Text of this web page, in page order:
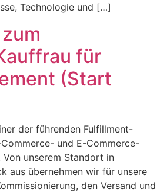
Technologie und […]
für
(Start
der führenden Fulfillment-
und E-Commerce-
unserem Standort in
aus übernehmen wir für unsere
den Versand und